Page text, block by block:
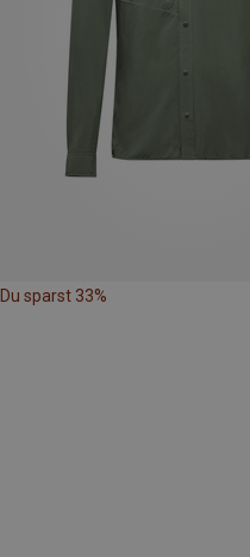
Du sparst 33%